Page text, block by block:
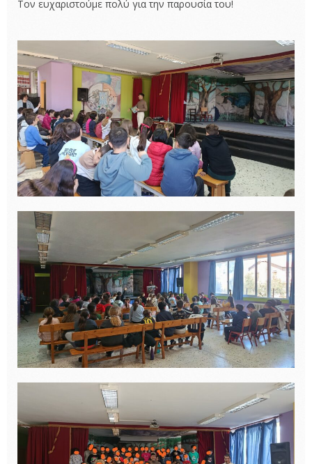
Τον ευχαριστούμε πολύ για την παρουσία του!